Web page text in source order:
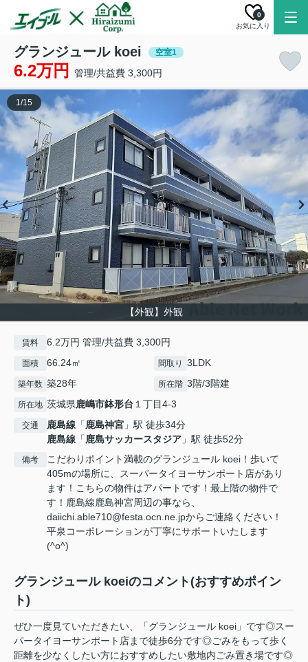
お気に入り
0
グランジュール koei 空室1
6.2万円 管理/共益費 3,300円
【外観】外観
1/15
賃料 6.2万円 管理/共益費 3,300円
面積 66.24㎡ 間取り 3LDK
築年数 築28年 所在階 3階/3階建
所在地 茨城県鹿嶋市鉢形台 １丁目4-3
交通 鹿島線 「鹿島神宮 」駅 徒歩34分
鹿島線 「鹿島サッカースタジア 」駅 徒歩52分
備考
こだわりポイント満載のグランジュール koei！歩いて
405mの場所に、スーパータイヨーサンポート店があり
ます！こちらの物件はアパートです！最上階の物件で
す！鹿島線鹿島神宮周辺の事なら、
daiichi.able710@festa.ocn.ne.jpからご連絡ください！
平泉コーポレーションが丁寧にサポートいたします
(^o^)
グランジュール koeiのコメント(おすすめポイン
ト)
ぜひ一度見ていただきたい、「グランジュール koei」です◎スー
パータイヨーサンポート店まで徒歩6分です◎ごみをもって歩く
距離を少なくしたい方におすすめしたい敷地内ごみ置き場です◎